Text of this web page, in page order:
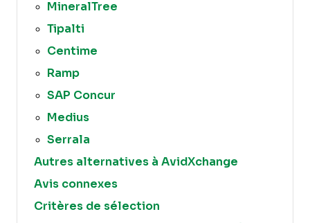
MineralTree
Tipalti
Centime
Ramp
SAP Concur
Medius
Serrala
Autres alternatives à AvidXchange
Avis connexes
Critères de sélection